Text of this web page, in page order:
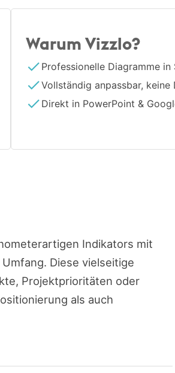
Warum Vizzlo?
Professionelle Diagramme in
Vollständig anpassbar, keine
Direkt in PowerPoint &
Indikators mit
Diese vielseitige
Projektprioritäten oder
als auch